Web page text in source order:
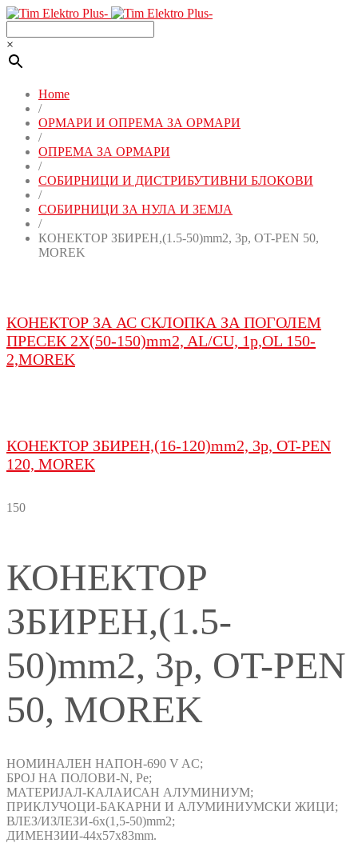
×
Home
/
ОРМАРИ И ОПРЕМА ЗА ОРМАРИ
/
ОПРЕМА ЗА ОРМАРИ
/
СОБИРНИЦИ И ДИСТРИБУТИВНИ БЛОКОВИ
/
СОБИРНИЦИ ЗА НУЛА И ЗЕМЈА
/
КОНЕКТОР ЗБИРEН,(1.5-50)mm2, 3p, OT-PEN 50,
MOREK
КОНЕКТОР ЗА АС СКЛОПКА ЗА ПОГОЛЕМ
ПРЕСЕК 2X(50-150)mm2, AL/CU, 1p,OL 150-
2,MOREK
КОНЕКТОР ЗБИРEН,(16-120)mm2, 3p, OT-PEN
120, MOREK
150
КОНЕКТОР
ЗБИРEН,(1.5-
50)mm2, 3p, OT-PEN
50, MOREK
НОМИНАЛЕН НАПОН-690 V AC;
БРОЈ НА ПОЛОВИ-N, Pe;
МАТЕРИЈАЛ-КАЛАИСАН АЛУМИНИУМ;
ПРИКЛУЧОЦИ-БАКАРНИ И АЛУМИНИУМСКИ ЖИЦИ;
ВЛЕЗ/ИЗЛЕЗИ-6x(1,5-50)mm2;
ДИМЕНЗИИ-44x57x83mm.